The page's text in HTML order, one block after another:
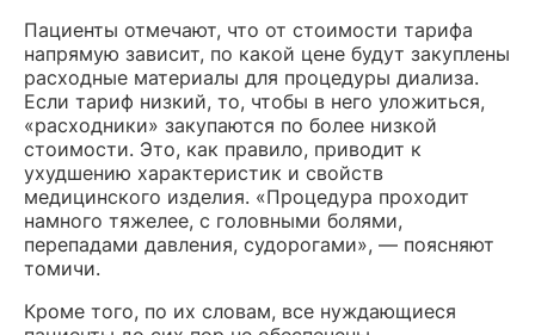
Пациенты отмечают, что от стоимости тарифа
напрямую зависит, по какой цене будут закуплены
расходные материалы для процедуры диализа.
Если тариф низкий, то, чтобы в него уложиться,
«расходники» закупаются по более низкой
стоимости. Это, как правило, приводит к
ухудшению характеристик и свойств
медицинского изделия. «Процедура проходит
намного тяжелее, с головными болями,
перепадами давления, судорогами», — поясняют
томичи.
Кроме того, по их словам, все нуждающиеся